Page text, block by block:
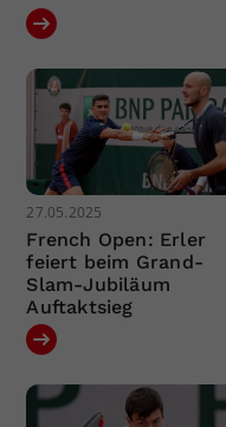
27.05.2025
French Open: Erler
feiert beim Grand-
Slam-Jubiläum
Auftaktsieg